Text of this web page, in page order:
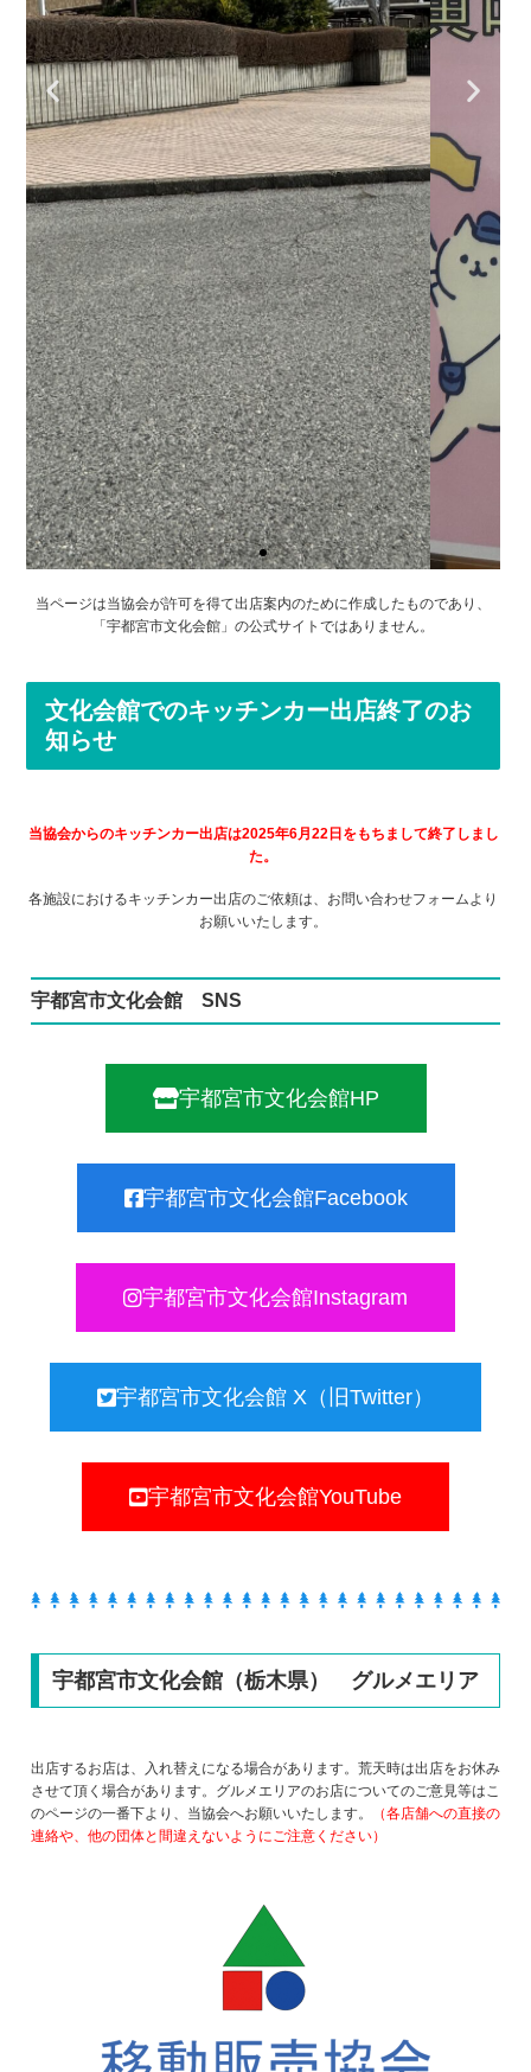
キッチンカー「グルメエリア」
当ページは当協会が許可を得て出店案内のために作成したものであり、
「宇都宮市文化会館」の公式サイトではありません。
文化会館でのキッチンカー出店終了のお
知らせ
当協会からのキッチンカー出店は2025年6月22日をもちまして終了しまし
た。
各施設におけるキッチンカー出店のご依頼は、お問い合わせフォームより
お願いいたします。
宇都宮市文化会館 SNS
宇都宮市文化会館HP
宇都宮市文化会館Facebook
宇都宮市文化会館Instagram
宇都宮市文化会館 X（旧Twitter）
宇都宮市文化会館YouTube
宇都宮市文化会館（栃木県） グルメエリア
出店するお店は、入れ替えになる場合があります。荒天時は出店をお休み
させて頂く場合があります。グルメエリアのお店についてのご意見等はこ
のページの一番下より、当協会へお願いいたします。
（各店舗への直接の
連絡や、他の団体と間違えないようにご注意ください）